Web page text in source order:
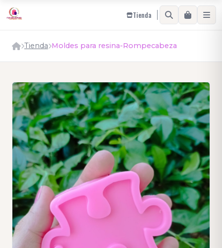
Tienda
Tienda Moldes para resina-Rompecabeza